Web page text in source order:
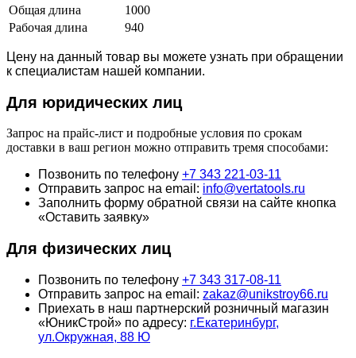
Общая длина
1000
Рабочая длина
940
Цену на данный товар вы можете узнать при обращении
к специалистам нашей компании.
Для юридических лиц
Запрос на прайс-лист и подробные условия по срокам
доставки в ваш регион можно отправить тремя способами:
Позвонить по телефону +7 343 221-03-11
Отправить запрос на email: info@vertatools.ru
Заполнить форму обратной связи на сайте кнопка
«Оставить заявку»
Для физических лиц
Позвонить по телефону +7 343 317-08-11
Отправить запрос на email: zakaz@unikstroy66.ru
Приехать в наш партнерский розничный магазин
«ЮникСтрой» по адресу: г.Екатеринбург,
ул.Окружная, 88 Ю